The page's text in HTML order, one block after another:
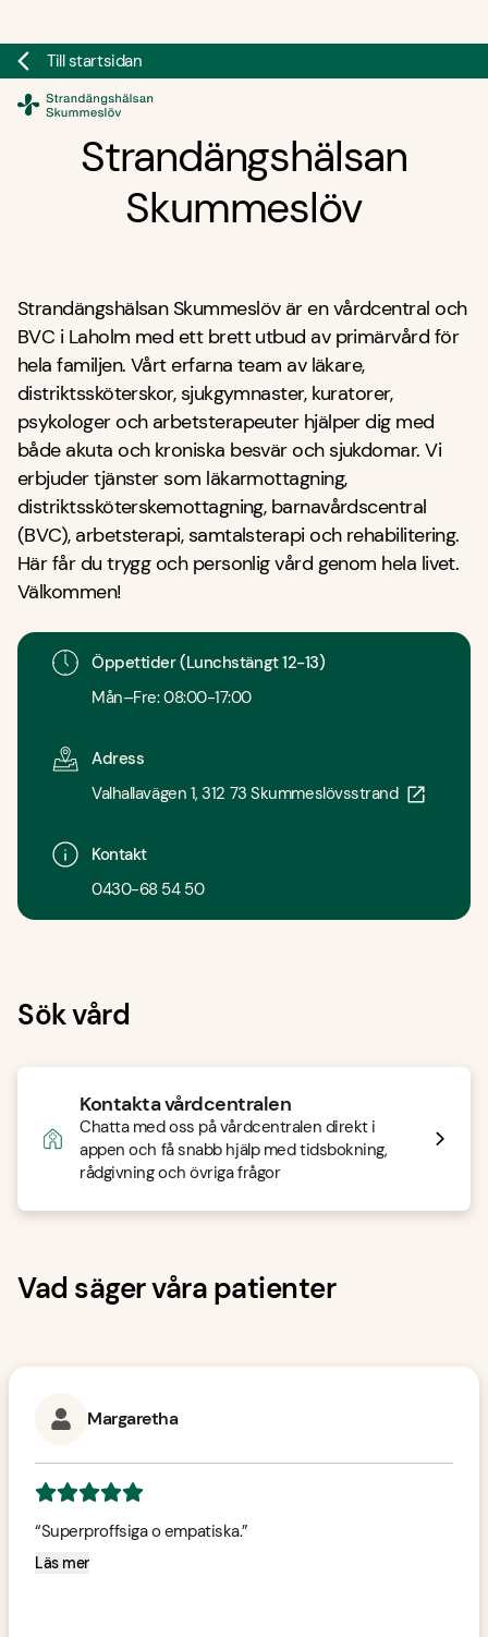
Till startsidan
Strandängshälsan
Skummeslöv
Strandängshälsan Skummeslöv är en vårdcentral och
BVC i Laholm med ett brett utbud av primärvård för
hela familjen. Vårt erfarna team av läkare,
distriktssköterskor, sjukgymnaster, kuratorer,
psykologer och arbetsterapeuter hjälper dig med
både akuta och kroniska besvär och sjukdomar. Vi
erbjuder tjänster som läkarmottagning,
distriktssköterskemottagning, barnavårdscentral
(BVC), arbetsterapi, samtalsterapi och rehabilitering.
Här får du trygg och personlig vård genom hela livet.
Välkommen!
Öppettider (Lunchstängt 12-13)
Mån–Fre: 08:00-17:00
Adress
Valhallavägen 1, 312 73 Skummeslövsstrand
Kontakt
0430-68 54 50
Sök vård
Kontakta vårdcentralen
Chatta med oss på vårdcentralen direkt i
appen och få snabb hjälp med tidsbokning,
rådgivning och övriga frågor
Vad säger våra patienter
5av 5 stjärnor
Margaretha
“Superproffsiga o empatiska.”
Läs mer